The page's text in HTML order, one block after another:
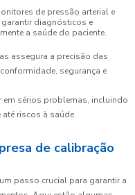
de pressão arterial e
diagnósticos e
a saúde do paciente.
assegura a precisão das
segurança e
sérios problemas, incluindo
riscos à saúde.
de calibração
passo crucial para garantir a